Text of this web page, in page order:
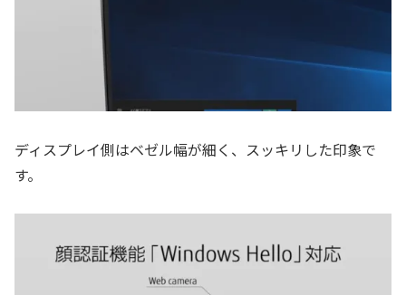
ディスプレイ側はベゼル幅が細く、スッキリした印象で
す。